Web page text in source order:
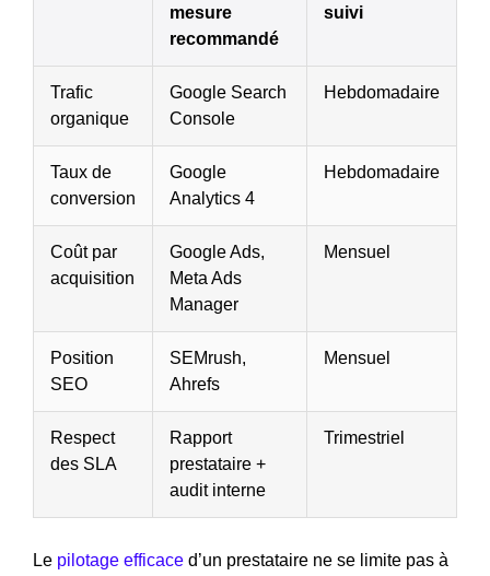
mesure
recommandé
suivi
Trafic
organique
Google Search
Console
Hebdomadaire
Taux de
conversion
Google
Analytics 4
Hebdomadaire
Coût par
acquisition
Google Ads,
Meta Ads
Manager
Mensuel
Position
SEO
SEMrush,
Ahrefs
Mensuel
Respect
des SLA
Rapport
prestataire +
audit interne
Trimestriel
Le pilotage efficace d’un prestataire ne se limite pas à